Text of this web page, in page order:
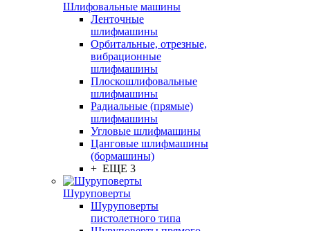
Шлифовальные машины
Ленточные
шлифмашины
Орбитальные, отрезные,
вибрационные
шлифмашины
Плоскошлифовальные
шлифмашины
Радиальные (прямые)
шлифмашины
Угловые шлифмашины
Цанговые шлифмашины
(бормашины)
+ ЕЩЕ 3
Шуруповерты
Шуруповерты
пистолетного типа